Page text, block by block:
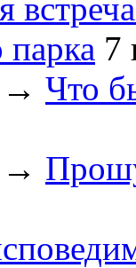
парка 7
→ Что
→